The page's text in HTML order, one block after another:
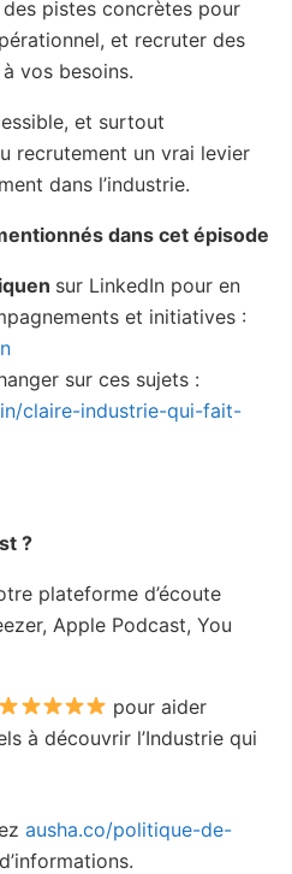
pistes concrètes pour
et recruter des
vos besoins.
et surtout
recrutement un vrai levier
dans l’industrie.
dans cet épisode
sur LinkedIn pour en
et initiatives :
sur ces sujets :
claire-industrie-qui-fait-
?
plateforme d’écoute
Apple Podcast, You
pour aider
à découvrir l’Industrie qui
ausha.co/politique-de-